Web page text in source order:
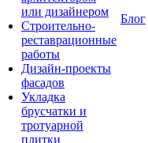
или дизайнером
Строительно-
реставрационные
работы
Дизайн-проекты
фасадов
Укладка
брусчатки и
тротуарной
плитки
Блог